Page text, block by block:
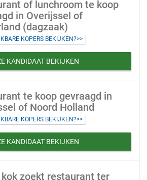
of lunchroom te koop
in Overijssel of
(dagzaak)
KOPERS BEKIJKEN?>>
KANDIDAAT BEKIJKEN
te koop gevraagd in
of Noord Holland
KOPERS BEKIJKEN?>>
KANDIDAAT BEKIJKEN
zoekt restaurant ter